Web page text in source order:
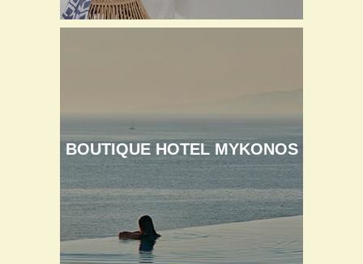
BOUTIQUE HOTEL MYKONOS